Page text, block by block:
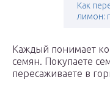
Как
лимон:
Каждый понимает
семян. Покупаете
пересаживаете в